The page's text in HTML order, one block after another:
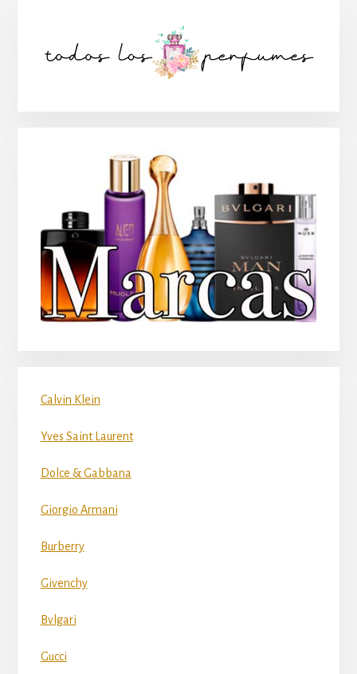
lateral
Calvin Klein
Yves Saint Laurent
Dolce & Gabbana
Giorgio Armani
Burberry
Givenchy
Bvlgari
Gucci